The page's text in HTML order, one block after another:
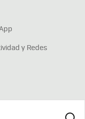
y Redes